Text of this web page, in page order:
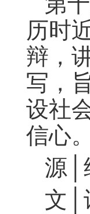
历时
辩，
写，
设社
信心。
源
文